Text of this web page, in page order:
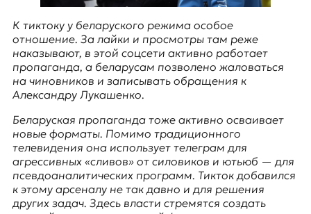
D
E
K
O
D
E
R
К тиктоку у беларуского режима особое
отношение. За лайки и просмотры там реже
наказывают, в этой соцсети активно работает
пропаганда, а беларусам позволено жаловаться
на чиновников и записывать обращения к
Александру Лукашенко.
Беларуская пропаганда тоже активно осваивает
новые форматы. Помимо традиционного
телевидения она использует телеграм для
агрессивных «сливов» от силовиков и ютьюб — для
псевдоаналитических программ. Тикток добавился
к этому арсеналу не так давно и для решения
других задач. Здесь власти стремятся создать